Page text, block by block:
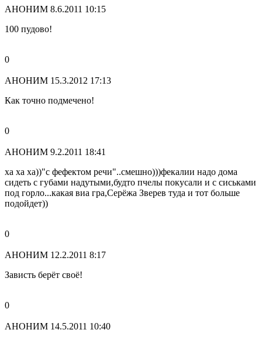
АНОНИМ 8.6.2011 10:15
100 пудово!
0
АНОНИМ 15.3.2012 17:13
Как точно подмечено!
0
АНОНИМ 9.2.2011 18:41
ха ха ха))"с фефектом речи"..смешно)))фекалии надо дома
сидеть с губами надутыми,будто пчелы покусали и с сиськами
под горло...какая виа гра,Серёжа Зверев туда и тот больше
подойдет))
0
АНОНИМ 12.2.2011 8:17
Зависть берёт своё!
0
АНОНИМ 14.5.2011 10:40